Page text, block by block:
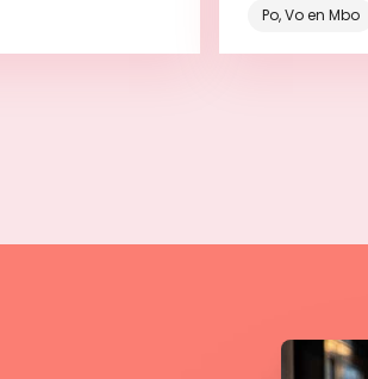
Po, Vo en Mbo